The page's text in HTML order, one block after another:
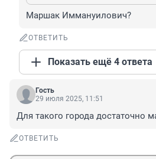
Маршак Иммануилович?
ОТВЕТИТЬ
Показать ещё 4 ответа
Гость
29 июля 2025, 11:51
Для такого города достаточно
ОТВЕТИТЬ